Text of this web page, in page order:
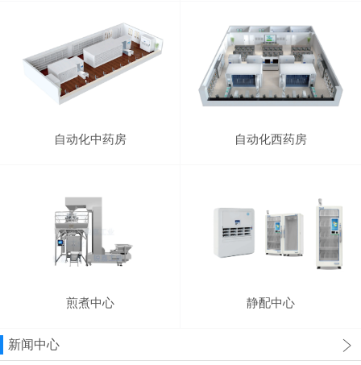
自动化中药房 自动化西药房
煎煮中心 静配中心
新闻中心